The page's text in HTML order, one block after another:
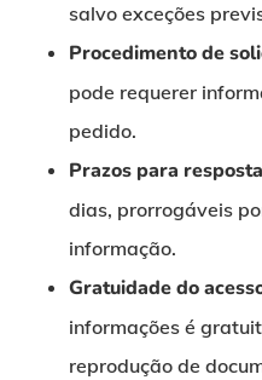
salvo exceções
Procedimento de
pode requerer
pedido.
Prazos para resposta
dias, prorrogáveis
informação.
Gratuidade do
informações é
reprodução de